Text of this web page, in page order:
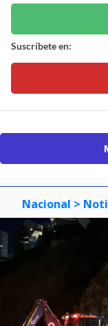
Suscríbete en:
Nacional >